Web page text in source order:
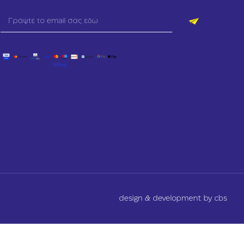
design & development by cbs